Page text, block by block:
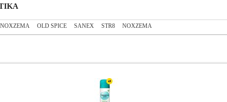
NOXZEMA OLD SPICE SANEX STR8 ΝΟΧΖΕΜΑ